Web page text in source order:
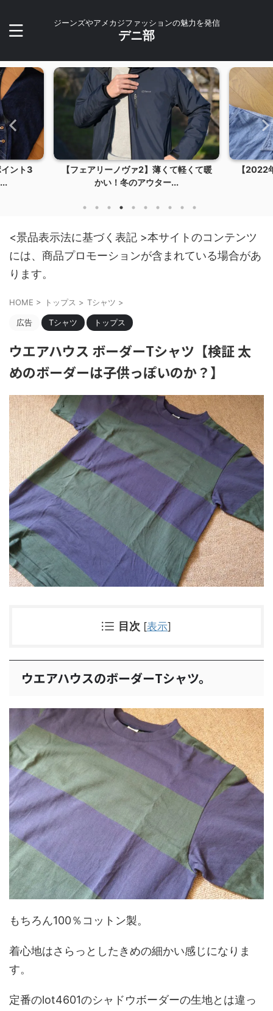
ジーンズやアメカジファッションの魅力を発信
デニ部
フェアリーノヴァ2】薄くて軽くて暖
かい！冬のアウター...
【2022年版】買ってよか
<景品表示法に基づく表記 >本サイトのコンテンツ
には、商品プロモーションが含まれている場合があ
ります。
HOME > トップス > Tシャツ >
広告 Tシャツ トップス
ウエアハウス ボーダーTシャツ【検証 太
めのボーダーは子供っぽいのか？】
目次 [表示]
ウエアハウスのボーダーTシャツ。
もちろん100％コットン製。
着心地はさらっとしたきめの細かい感じになりま
す。
定番のlot4601のシャドウボーダーの生地とは違っ